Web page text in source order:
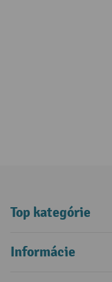
Top kategórie
Informácie